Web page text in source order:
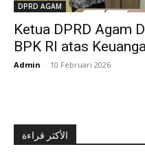
DPRD AGAM
Ketua DPRD Agam
BPK RI atas
Admin - 10 Februari 2026
الأكثر قراءة